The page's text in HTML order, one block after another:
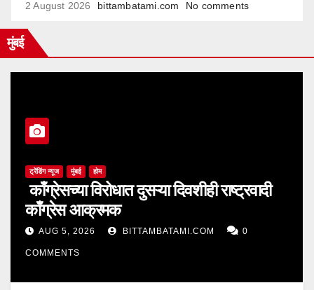
2 August 2026 bittambatami.com No comments
मुंबई
ट्रेंडिंग न्यूज मुंबई होम
काँग्रेसच्या विरोधात दुसऱ्या दिवशीही राष्ट्रवादी
काँग्रेस आक्रमक
AUG 5, 2026 BITTAMBATAMI.COM 0
COMMENTS